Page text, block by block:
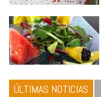
ÚLTIMAS NOTICIAS